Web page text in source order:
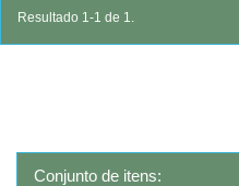
Resultado 1-1 de 1.
Conjunto de itens: